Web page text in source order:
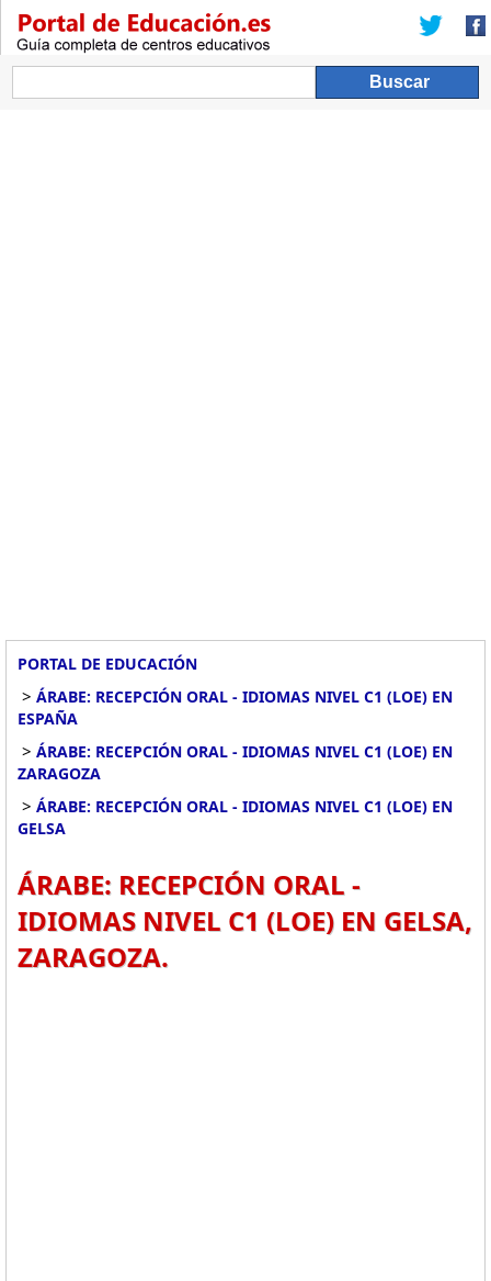
PORTAL DE EDUCACIÓN
> ÁRABE: RECEPCIÓN ORAL - IDIOMAS NIVEL C1 (LOE) EN
ESPAÑA
> ÁRABE: RECEPCIÓN ORAL - IDIOMAS NIVEL C1 (LOE) EN
ZARAGOZA
> ÁRABE: RECEPCIÓN ORAL - IDIOMAS NIVEL C1 (LOE) EN
GELSA
ÁRABE: RECEPCIÓN ORAL -
IDIOMAS NIVEL C1 (LOE) EN GELSA,
ZARAGOZA.